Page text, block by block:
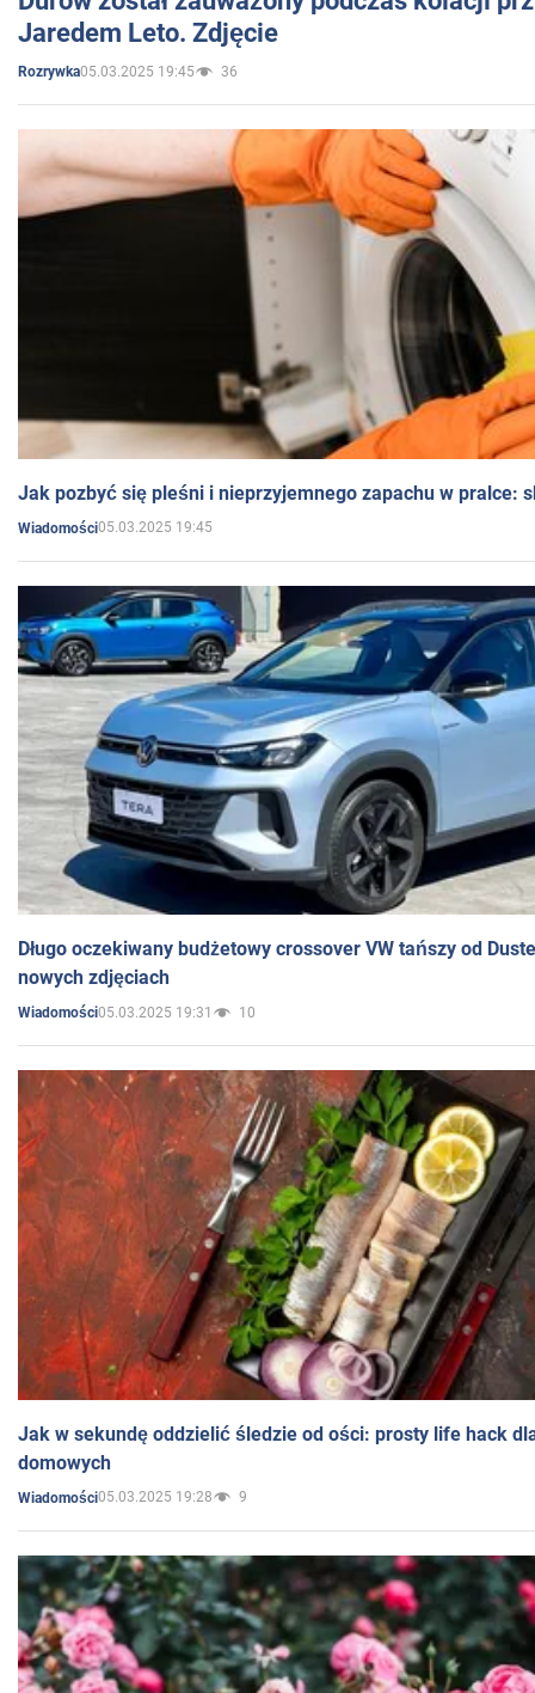
Jaredem Leto. Zdjęcie
Rozrywka05.03.2025 19:45 36
Jak pozbyć się pleśni i nieprzyjemnego zapachu w pralce:
Wiadomości05.03.2025 19:45
Długo oczekiwany budżetowy crossover VW tańszy od
nowych zdjęciach
Wiadomości05.03.2025 19:31 10
Jak w sekundę oddzielić śledzie od ości: prosty life hack
domowych
Wiadomości05.03.2025 19:28 9